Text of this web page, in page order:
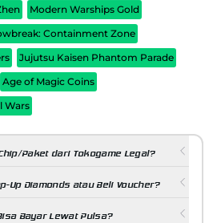
Modern Warships Gold
Containment Zone
Jujutsu Kaisen Phantom Parade
Age of Magic Coins
Wars
Paket dari Tokogame Legal?
Up Diamonds atau Beli Voucher?
Bayar Lewat Pulsa?